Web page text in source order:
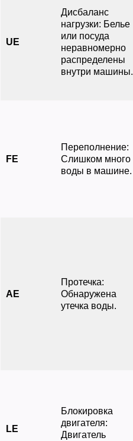
UE
Дисбаланс
нагрузки: Белье
или посуда
неравномерно
распределены
внутри машины.
FE
Переполнение:
Слишком много
воды в машине.
AE
Протечка:
Обнаружена
утечка воды.
LE
Блокировка
двигателя:
Двигатель